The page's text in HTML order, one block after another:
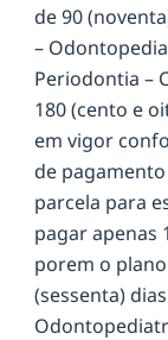
de 90
–
Periodontia –
180 (cento e
em vigor
de
parcela para
pagar apenas
porem o plano
(sessenta)